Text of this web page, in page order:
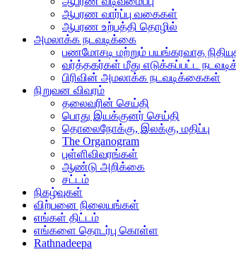
ஆபரண வார்ப்பு வகைகள்
ஆபரண உற்பத்தி தொழில்
அமலாக்க நடவடிக்கை
பணமோசடி மற்றும் பயங்கரவாத
வர்த்தகர்கள் மீது எடுக்கப்பட்ட
பிரிவின் அமலாக்க நடவடிக்கைகள்
நிறுவன விவரம்
தலைவரின் செய்தி
பொது இயக்குனர் செய்தி
தொலைநோக்கு, இலக்கு, மதிப்பு
The Organogram
புள்ளிவிவரங்கள்
ஆண்டு அறிக்கை
சட்டம்
நிகழ்வுகள்
விற்பனை நிலையங்கள்
எங்கள் திட்டம்
எங்களை தொடர்பு கொள்ள
Rathnadeepa